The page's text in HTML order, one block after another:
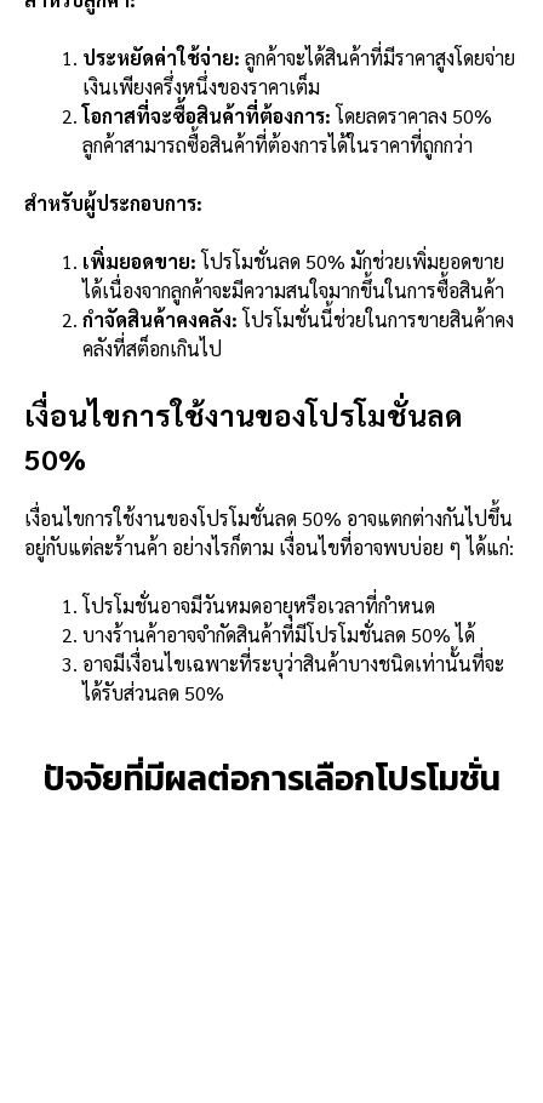
ประหยัดค่าใช้จ่าย: ลูกค้าจะได้สินค้าที่มีราคาสูงโดยจ่าย
เงินเพียงครึ่งหนึ่งของราคาเต็ม
โอกาสที่จะซื้อสินค้าที่ต้องการ: โดยลดราคาลง 50%
ลูกค้าสามารถซื้อสินค้าที่ต้องการได้ในราคาที่ถูกกว่า
สำหรับผู้ประกอบการ:
เพิ่มยอดขาย: โปรโมชั่นลด 50% มักช่วยเพิ่มยอดขาย
ได้เนื่องจากลูกค้าจะมีความสนใจมากขึ้นในการซื้อสินค้า
กำจัดสินค้าคงคลัง: โปรโมชั่นนี้ช่วยในการขายสินค้าคง
คลังที่สต็อกเกินไป
เงื่อนไขการใช้งานของโปรโมชั่นลด
50%
เงื่อนไขการใช้งานของโปรโมชั่นลด 50% อาจแตกต่างกันไปขึ้น
อยู่กับแต่ละร้านค้า อย่างไรก็ตาม เงื่อนไขที่อาจพบบ่อย ๆ ได้แก่:
โปรโมชั่นอาจมีวันหมดอายุหรือเวลาที่กำหนด
บางร้านค้าอาจจำกัดสินค้าที่มีโปรโมชั่นลด 50% ได้
อาจมีเงื่อนไขเฉพาะที่ระบุว่าสินค้าบางชนิดเท่านั้นที่จะ
ได้รับส่วนลด 50%
ปัจจัยที่มีผลต่อการเลือกโปรโมชั่น